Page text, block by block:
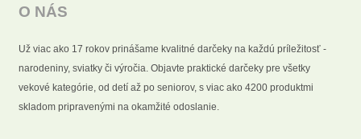
O NÁS
Už viac ako 17 rokov prinášame kvalitné darčeky na každú príležitosť -
narodeniny, sviatky či výročia. Objavte praktické darčeky pre všetky
vekové kategórie, od detí až po seniorov, s viac ako 4200 produktmi
skladom pripravenými na okamžité odoslanie.